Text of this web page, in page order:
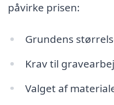
påvirke prisen:
Grundens
Krav til
Valget af